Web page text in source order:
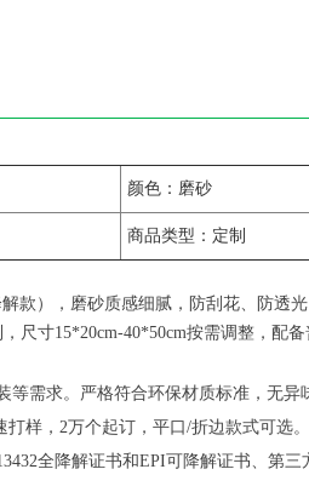
颜色：磨砂
商品类型：定制
款），磨砂质感细腻，防刮花、防透
尺寸15*20cm-40*50cm按需调整，配
需求。严格符合环保材质标准，无异
样，2万个起订，平口/折边款式可选。
全降解证书和EPI可降解证书、第三